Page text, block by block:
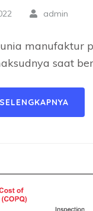
admin
manufaktur
saat